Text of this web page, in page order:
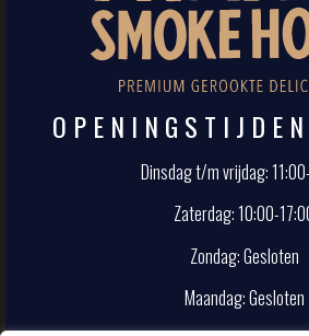
Dinsdag t/m vrijdag:
Zaterdag: 10:00-
Zondag: Gesloten
Maandag: Gesloten